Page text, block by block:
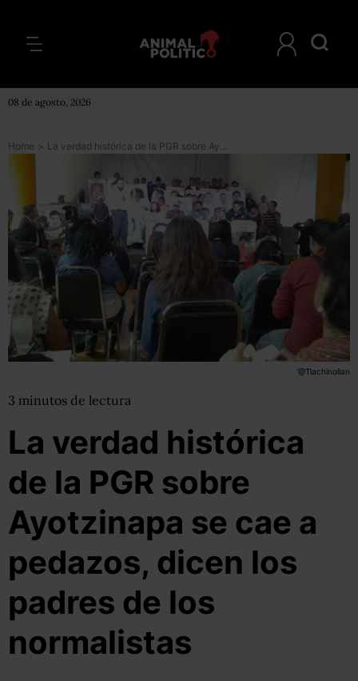
08 de agosto, 2026
Home > La verdad histórica de la PGR sobre Ayotzinapa se cae a pedazos, dicen los padres de los normalistas
'@Tlachinollan
3 minutos de lectura
La verdad histórica
de la PGR sobre
Ayotzinapa se cae a
pedazos, dicen los
padres de los
normalistas